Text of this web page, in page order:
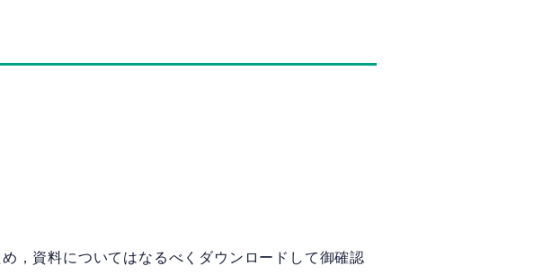
，資料についてはなるべくダウンロードして御確認